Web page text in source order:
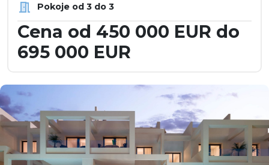
Pokoje od 3 do 3
Cena od 450 000 EUR do
695 000 EUR